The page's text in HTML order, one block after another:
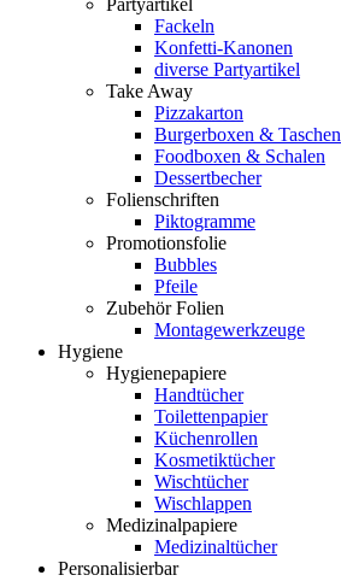
Fackeln
Konfetti-Kanonen
diverse Partyartikel
Take Away
Pizzakarton
Burgerboxen & Taschen
Foodboxen & Schalen
Dessertbecher
Folienschriften
Piktogramme
Promotionsfolie
Bubbles
Pfeile
Zubehör Folien
Montagewerkzeuge
Hygiene
Hygienepapiere
Handtücher
Toilettenpapier
Küchenrollen
Kosmetiktücher
Wischtücher
Wischlappen
Medizinalpapiere
Medizinaltücher
Personalisierbar